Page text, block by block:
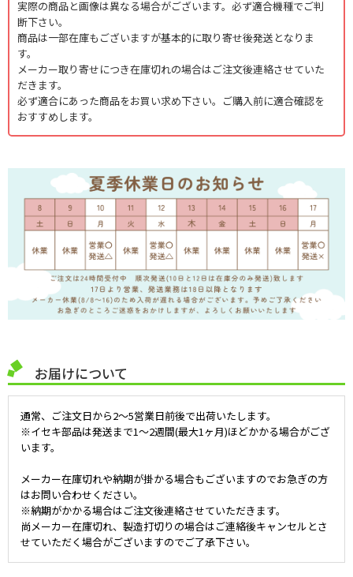
実際の商品と画像は異なる場合がございます。必ず適合機種でご判
断下さい。
商品は一部在庫もございますが基本的に取り寄せ後発送となりま
す。
メーカー取り寄せにつき在庫切れの場合はご注文後連絡させていた
だきます。
必ず適合にあった商品をお買い求め下さい。ご購入前に適合確認を
おすすめします。
お届けについて
通常、ご注文日から2～5営業日前後で出荷いたします。
※イセキ部品は発送まで1～2週間(最大1ヶ月)ほどかかる場合がござ
います。
メーカー在庫切れや納期が掛かる場合もございますのでお急ぎの方
はお問い合わせください。
※納期がかかる場合はご注文後連絡させていただきます。
尚メーカー在庫切れ、製造打切りの場合はご連絡後キャンセルとさ
せていただく場合がございますのでご了承下さい。